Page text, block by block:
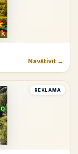
Navštívit →
REKLAMA